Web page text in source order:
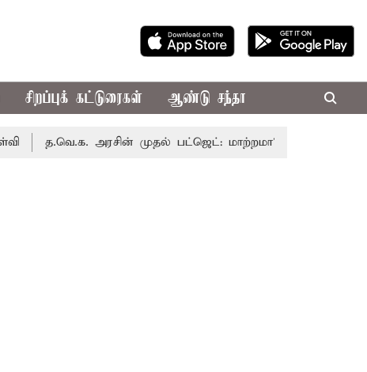
சிறப்புக் கட்டுரைகள் ஆண்டு சந்தா
த.வெ.க. அரசின் முதல் பட்ஜெட்: மாற்றமா?, தடுமாற்றமா?